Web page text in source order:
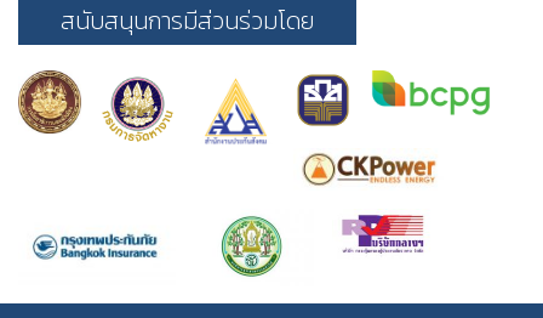
สนับสนุนการมีส่วนร่วมโดย